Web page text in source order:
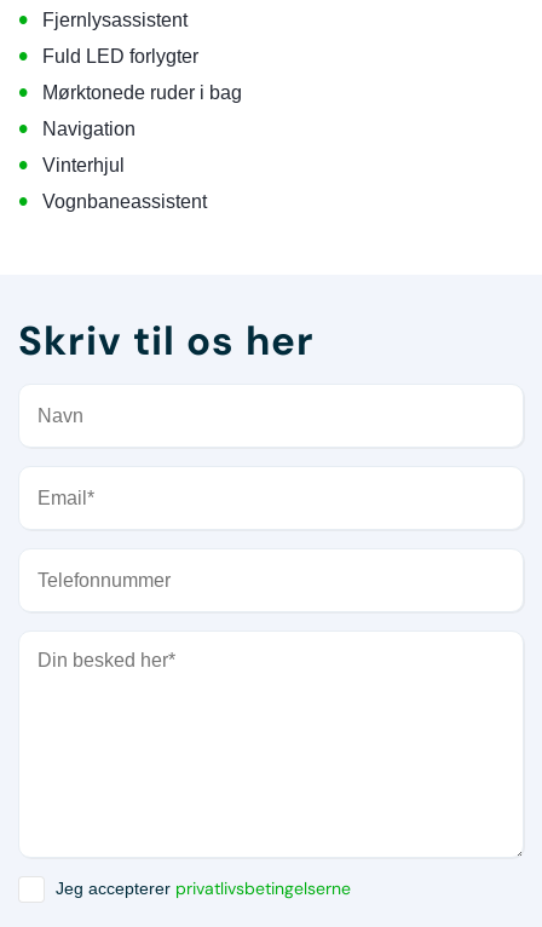
• Fjernlysassistent
• Fuld LED forlygter
• Mørktonede ruder i bag
• Navigation
• Vinterhjul
• Vognbaneassistent
Skriv til os her
Jeg accepterer privatlivsbetingelserne